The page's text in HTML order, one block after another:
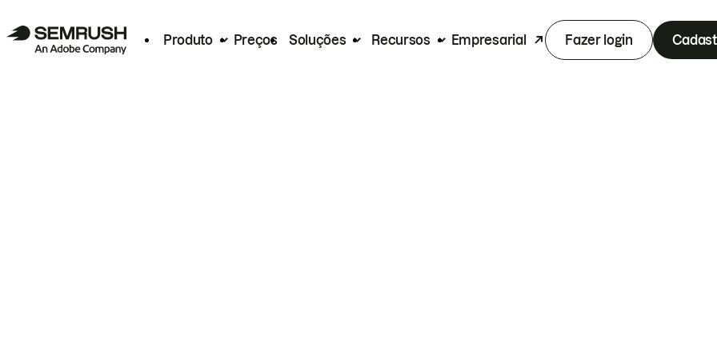
Produto Preços Soluções Recursos Empresarial Fazer login